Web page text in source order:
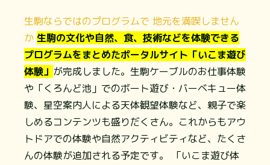
生駒ならではのプログラムで 地元を満喫しません
か 生駒の文化や自然、食、技術などを体験できる
プログラムをまとめたポータルサイト「いこま遊び
体験」 が完成しました。生駒ケーブルのお仕事体験
や「くろんど池」でのボート遊び・バーベキュー体
験、星空案内人による天体観望体験など、親子で楽
しめるコンテンツも盛りだくさん。これからもアウ
トドアでの体験や自然アクティビティなど、たくさ
んの体験が追加される予定です。 「いこま遊び体